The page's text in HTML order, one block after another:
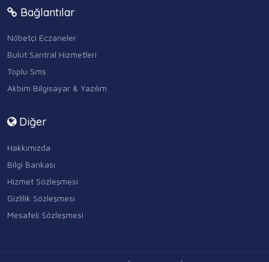
Bağlantılar
Nöbetçi Eczaneler
Bulut Santral Hizmetleri
Toplu Sms
Akbim Bilgisayar & Yazılım
Diğer
Hakkımızda
Bilgi Bankası
Hizmet Sözleşmesi
Gizlilik Sözleşmesi
Mesafeli Sözleşmesi